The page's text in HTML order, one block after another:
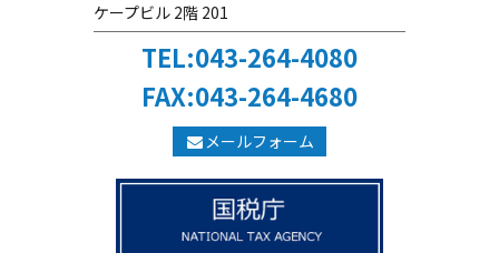
ケープビル 2階 201
TEL:043-264-4080
FAX:043-264-4680
メールフォーム